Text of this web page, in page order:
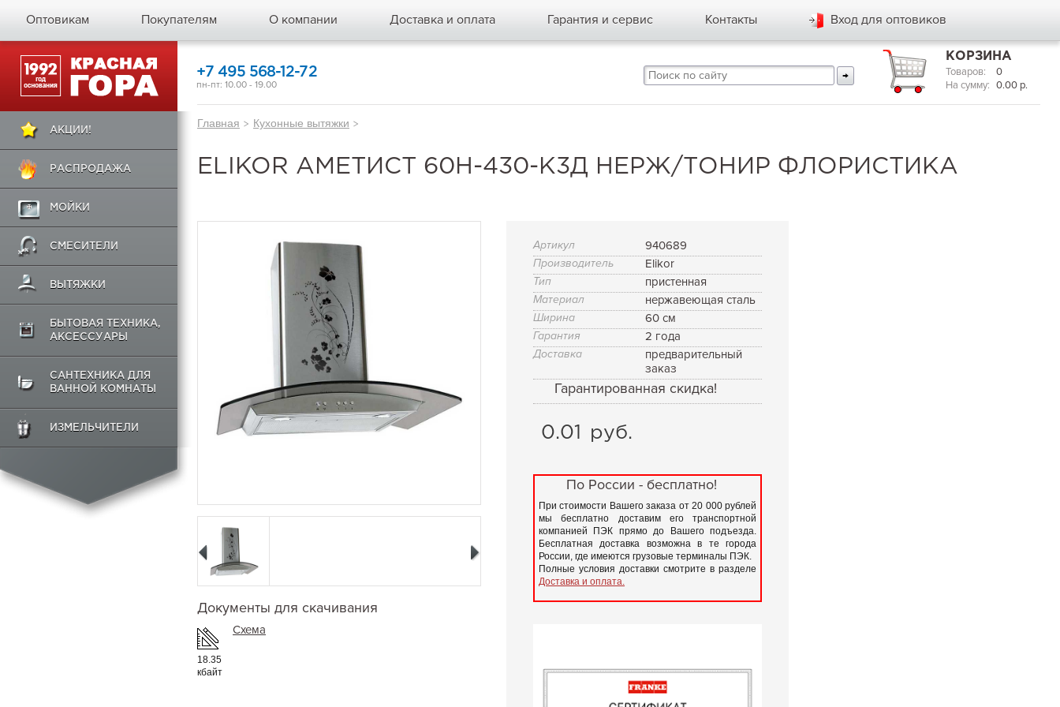
Оптовикам Покупателям О компании Доставка и оплата Гарантия и сервис Контакты Вход для оптовиков
АКЦИИ!
РАСПРОДАЖА
МОЙКИ
СМЕСИТЕЛИ
ВЫТЯЖКИ
БЫТОВАЯ ТЕХНИКА,
АКСЕССУАРЫ
САНТЕХНИКА ДЛЯ
ВАННОЙ КОМНАТЫ
ИЗМЕЛЬЧИТЕЛИ
+7 495 568-12-72
пн-пт: 10.00 - 19.00
КОРЗИНА
Товаров:
0
На сумму: 0.00 р.
Главная > Кухонные вытяжки >
ELIKOR АМЕТИСТ 60Н-430-К3Д НЕРЖ/ТОНИР ФЛОРИСТИКА
Документы для скачивания
18.35
кбайт
Схема
Артикул 940689
Производитель Elikor
Тип пристенная
Материал нержавеющая сталь
Ширина 60 см
Гарантия 2 года
Доставка
предварительный
заказ
Гарантированная скидка!
0.01 руб.
По России - бесплатно!
При стоимости Вашего заказа от 20 000 рублей
мы бесплатно доставим его транспортной
компанией ПЭК прямо до Вашего подъезда.
Бесплатная доставка возможна в те города
России, где имеются грузовые терминалы ПЭК.
Полные условия доставки смотрите в разделе
Доставка и оплата.